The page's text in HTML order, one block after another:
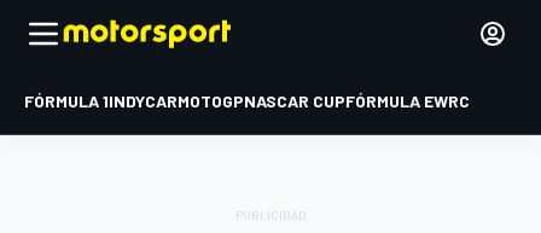
FÓRMULA 1INDYCARMOTOGPNASCAR CUPFÓRMULA EWRC